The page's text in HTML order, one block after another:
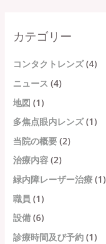
:カテゴリー
コンタクトレンズ(4)
ニュース (4)
地図 (1)
多焦点眼内レンズ(1)
当院の概要 (2)
治療内容 (2)
緑内障レーザー治療 (1)
職員 (1)
設備 (6)
診療時間及び予約 (1)